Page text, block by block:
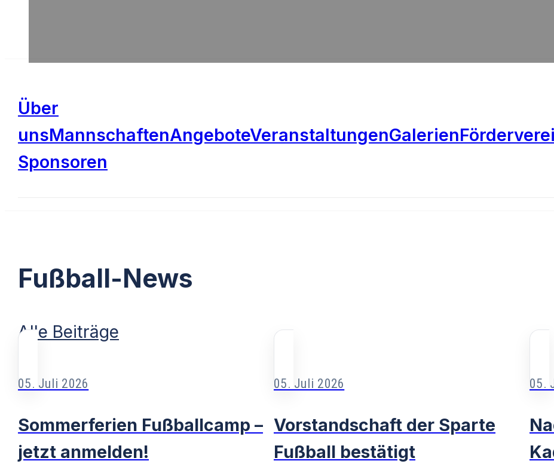
Über
unsMannschaftenAngeboteVeranstaltungenGalerien
Sponsoren
Fußball-News
Alle Beiträge
05. Juli 2026
Sommerferien Fußballcamp –
jetzt anmelden!
05. Juli 2026
Vorstandschaft der Sparte
Fußball bestätigt
05.